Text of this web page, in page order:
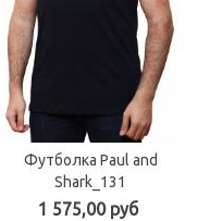
Футболка Paul and
Shark_131
1 575,00 руб